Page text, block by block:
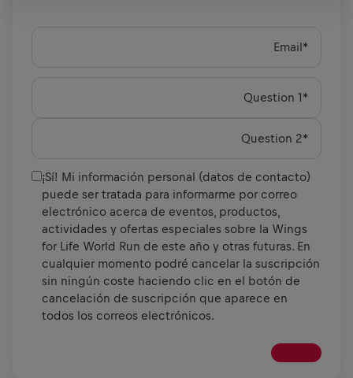
Email*
Question 1*
Question 2*
¡Sí! Mi información personal (datos de contacto)
puede ser tratada para informarme por correo
electrónico acerca de eventos, productos,
actividades y ofertas especiales sobre la Wings
for Life World Run de este año y otras futuras. En
cualquier momento podré cancelar la suscripción
sin ningún coste haciendo clic en el botón de
cancelación de suscripción que aparece en
todos los correos electrónicos.